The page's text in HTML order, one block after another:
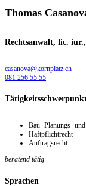
Thomas
Rechtsanwalt, lic.
casanova@kornplatz.ch
081 256 55 55
Bau- Planungs-
Haftpflichtrecht
Auftragsrecht
beratend tätig
Sprachen